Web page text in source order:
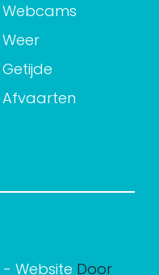
Webcams
Weer
Getijde
Afvaarten
Website Door